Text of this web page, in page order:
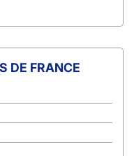
DE FRANCE